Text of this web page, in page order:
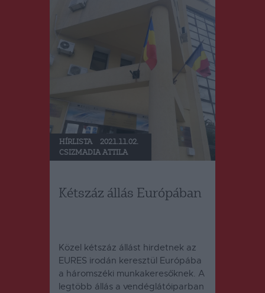
HÍRLISTA
2021.11.02.
CSIZMADIA ATTILA
Kétszáz állás Európában
Közel kétszáz állást hirdetnek az
EURES irodán keresztül Európába
a háromszéki munkakeresőknek. A
legtöbb állás a vendéglátóiparban